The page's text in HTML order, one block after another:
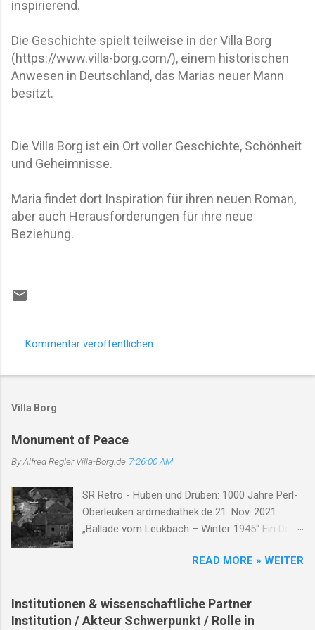
inspirierend.
Die Geschichte spielt teilweise in der Villa Borg
(https://www.villa-borg.com/), einem historischen
Anwesen in Deutschland, das Marias neuer Mann
besitzt.
Die Villa Borg ist ein Ort voller Geschichte, Schönheit
und Geheimnisse.
Maria findet dort Inspiration für ihren neuen Roman,
aber auch Herausforderungen für ihre neue
Beziehung.
o
e
n
a
r
e
Kommentar veröffentlichen
Villa Borg
Monument of Peace
By Alfred ReglerVilla-Borg.de 7:26:00 AM
SR Retro - Hüben und Drüben: 1000 Jahre Perl-
Oberleuken ardmediathek.de 21. Nov. 2021
„Ballade vom Leukbach – Winter 1945“ Ein Dorf,
Luft so rau. Der Leukbach fließt, doch trägt nun
Leid, durch Trümmer, Tod und Einsamkeit. Im
Schatten des Orscholzriegels' Macht, hat Krieg
das Dorf zur Ruh gebracht. Oberleuken, einst so
READ MORE » WEITER
Institutionen & wissenschaftliche Partner
Institution / Akteur Schwerpunkt / Rolle in